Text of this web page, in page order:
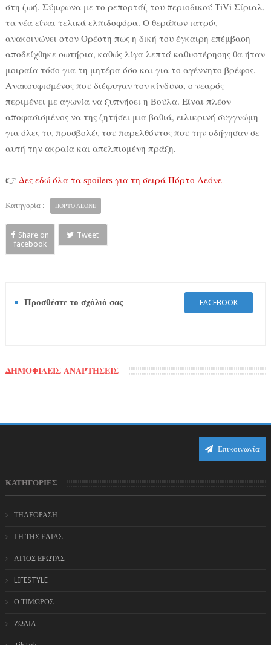
στη ζωή. Σύμφωνα με το ρεπορτάζ του περιοδικού TiVi Σίριαλ,
τα νέα είναι τελικά ελπιδοφόρα. Ο θεράπων ιατρός
ανακοινώνει στον Ορέστη πως η δική του έγκαιρη επέμβαση
αποδείχθηκε σωτήρια, καθώς λίγα λεπτά καθυστέρησης θα ήταν
μοιραία τόσο για τη μητέρα όσο και για το αγέννητο βρέφος.
Ανακουφισμένος που διέφυγαν τον κίνδυνο, ο νεαρός
περιμένει με αγωνία να ξυπνήσει η Βούλα. Είναι πλέον
αποφασισμένος να της ζητήσει μια βαθιά, ειλικρινή συγγνώμη
για όλες τις προσβολές του παρελθόντος που την οδήγησαν σε
αυτή την ακραία και απελπισμένη πράξη.
👉 Δες εδώ όλα τα spoilers για τη σειρά Πόρτο Λεόνε
Κατηγορία : ΠΟΡΤΟ ΛΕΟΝΕ
Share on
facebook
Tweet
Προσθέστε το σχόλιό σας FACEBOOK
ΔΗΜΟΦΙΛΕΙΣ ΑΝΑΡΤΗΣΕΙΣ
Επικοινωνία
ΚΑΤΗΓΟΡΙΕΣ
ΤΗΛΕΟΡΑΣΗ
ΓΗ ΤΗΣ ΕΛΙΑΣ
ΑΓΙΟΣ ΕΡΩΤΑΣ
LIFESTYLE
Ο ΤΙΜΩΡΟΣ
ΖΩΔΙΑ